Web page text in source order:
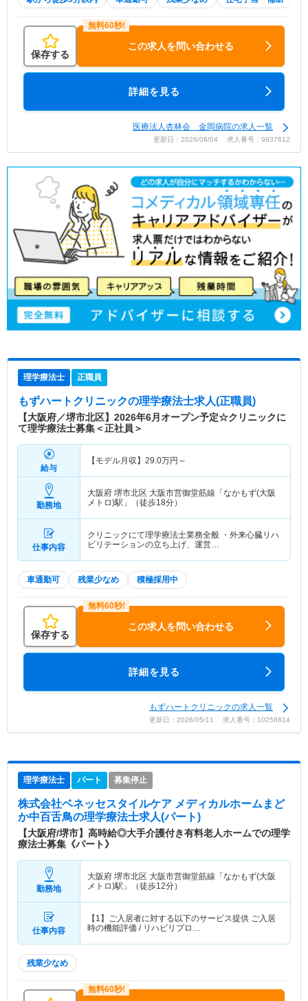
保存する
この求人を問い合わせる
詳細を見る
医療法人杏林会 金岡病院の求人一覧
更新日：2026/08/04 求人番号：9837612
理学療法士 正職員
もずハートクリニックの理学療法士求人(正職員)
【大阪府／堺市北区】2026年6月オープン予定☆クリニックに
て理学療法士募集＜正社員＞
給与
【モデル月収】 29.0万円～
勤務地
大阪府 堺市北区 大阪市営御堂筋線「なかもず(大阪
メトロ)駅」（徒歩18分）
仕事内容
クリニックにて理学療法士業務全般 ・外来心臓リハ
ビリテーションの立ち上げ、運営…
車通勤可 残業少なめ 積極採用中
保存する
この求人を問い合わせる
詳細を見る
もずハートクリニックの求人一覧
更新日：2026/05/11 求人番号：10258614
理学療法士 パート 募集停止
株式会社ベネッセスタイルケア メディカルホームまど
か中百舌鳥の理学療法士求人(パート)
【大阪府/堺市】高時給◎大手介護付き有料老人ホームでの理学
療法士募集《パート》
勤務地
大阪府 堺市北区 大阪市営御堂筋線「なかもず(大阪
メトロ)駅」（徒歩12分）
仕事内容
【1】ご入居者に対する以下のサービス提供 ご入居
時の機能評価 / リハビリプロ…
残業少なめ